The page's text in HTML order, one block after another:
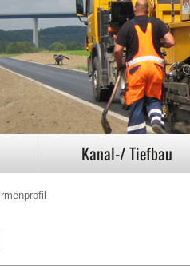
Kanal-/ Tiefbau